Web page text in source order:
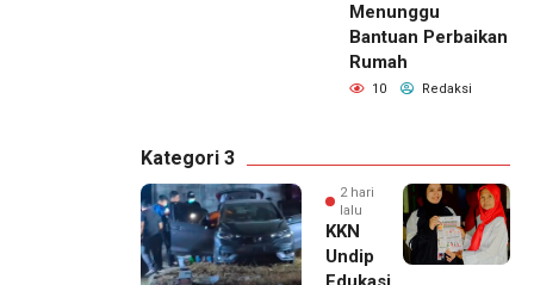
Menunggu
Bantuan Perbaikan
Rumah
10 Redaksi
Kategori 3
2 hari
lalu
KKN
Undip